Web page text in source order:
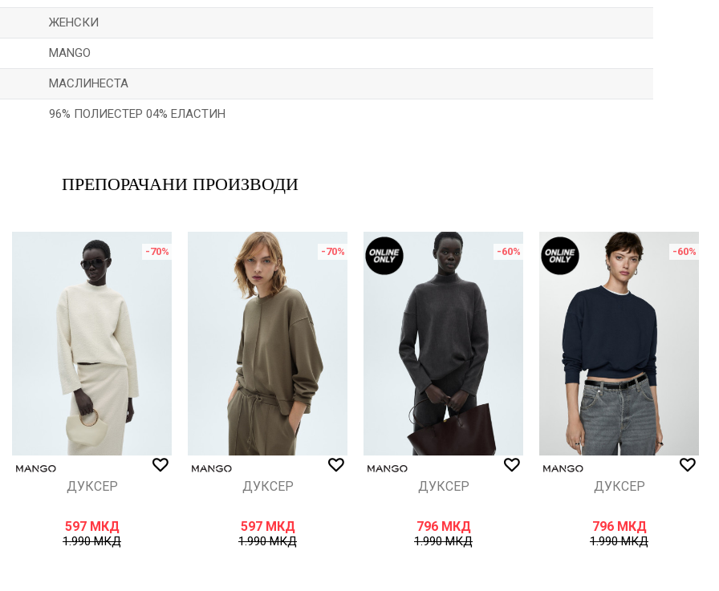
ЖЕНСКИ
MANGO
МАСЛИНЕСТА
96% ПОЛИЕСТЕР 04% ЕЛАСТИН
ПРЕПОРАЧАНИ ПРОИЗВОДИ
-70%
ДУКСЕР
597 МКД
1.990МКД
-70%
ДУКСЕР
597 МКД
1.990МКД
-60%
ДУКСЕР
796 МКД
1.990МКД
-60%
ДУКСЕР
796 МКД
1.990МКД